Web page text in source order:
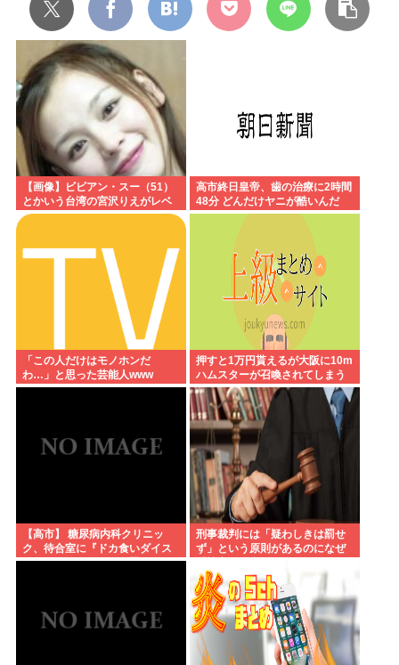
【画像】ビビアン・スー（51）
とかいう台湾の宮沢りえがレベ
チすぎる
高市終日皇帝、歯の治療に2時間
48分 どんだけヤニが酷いんだ
「この人だけはモノホンだ
わ…」と思った芸能人www
押すと1万円貰えるが大阪に10m
ハムスターが召喚されてしまう
ボタン
【高市】 糖尿病内科クリニッ
ク、待合室に『ドカ食いダイス
キ！もちづきさん』を置いてし
刑事裁判には「疑わしきは罰せ
ず」という原則があるのになぜ
う確かめようが無いもので有罪
になるの？